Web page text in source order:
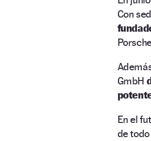
Con
GmbH
En el
de